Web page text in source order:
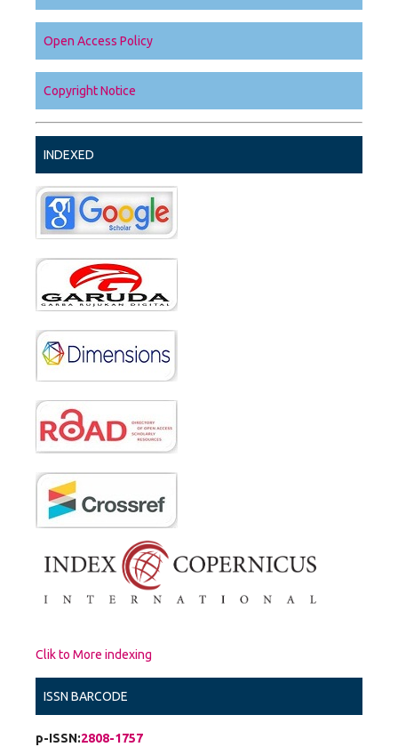
Open Access Policy
Copyright Notice
INDEXED
Clik to More indexing
ISSN BARCODE
p-ISSN:2808-1757